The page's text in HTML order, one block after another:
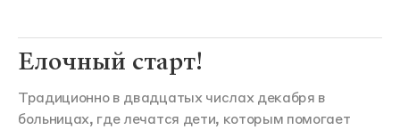
Елочный старт!
Традиционно в двадцатых числах декабря в
больницах, где лечатся дети, которым помогает